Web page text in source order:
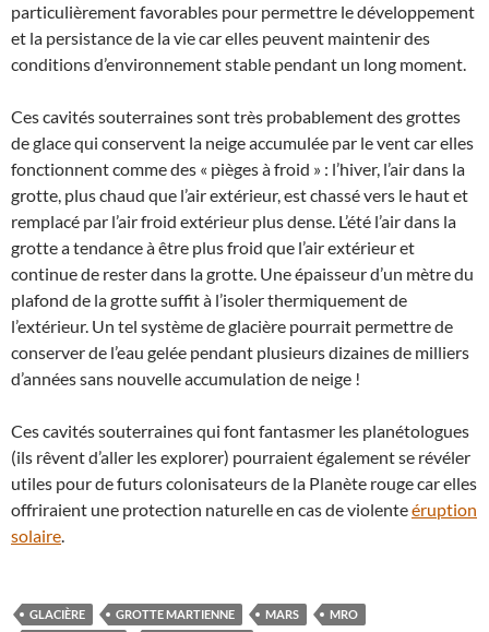
particulièrement favorables pour permettre le développement
et la persistance de la vie car elles peuvent maintenir des
conditions d’environnement stable pendant un long moment.
Ces cavités souterraines sont très probablement des grottes
de glace qui conservent la neige accumulée par le vent car elles
fonctionnent comme des « pièges à froid » : l’hiver, l’air dans la
grotte, plus chaud que l’air extérieur, est chassé vers le haut et
remplacé par l’air froid extérieur plus dense. L’été l’air dans la
grotte a tendance à être plus froid que l’air extérieur et
continue de rester dans la grotte. Une épaisseur d’un mètre du
plafond de la grotte suffit à l’isoler thermiquement de
l’extérieur. Un tel système de glacière pourrait permettre de
conserver de l’eau gelée pendant plusieurs dizaines de milliers
d’années sans nouvelle accumulation de neige !
Ces cavités souterraines qui font fantasmer les planétologues
(ils rêvent d’aller les explorer) pourraient également se révéler
utiles pour de futurs colonisateurs de la Planète rouge car elles
offriraient une protection naturelle en cas de violenteéruption
solaire.
GLACIÈRE GROTTE MARTIENNE MARS
MRO